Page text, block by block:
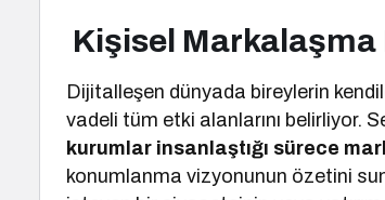
Kişisel Markalaşma
Dijitalleşen dünyada bireylerin
vadeli tüm etki alanlarını belirliyor.
kurumlar insanlaştığı sürece
konumlanma vizyonunun özetini